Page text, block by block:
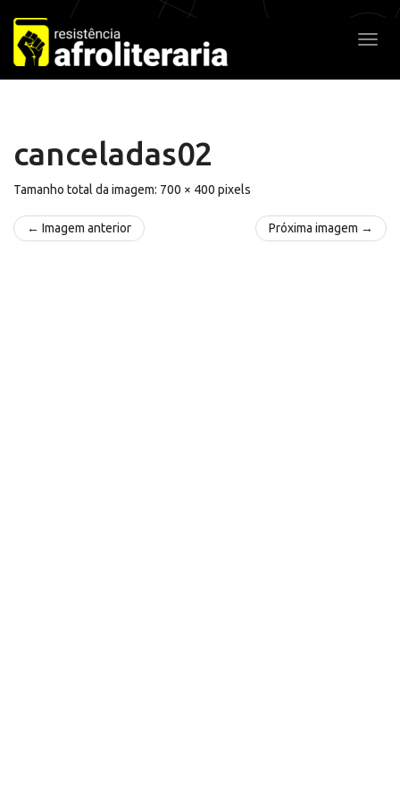
Pular
para
o
conteúdo
canceladas02
Tamanho total da imagem: 700 × 400 pixels
← Imagem anterior Próxima imagem →